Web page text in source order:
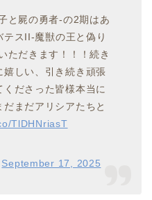
と屍の勇者-の2期はあ
テスII-魔獣の王と偽り
ただきます！！！続き
しい、引き続き頑張
ださった皆様本当に
まだアリシアたちと
TlDHNriasT
September 17, 2025